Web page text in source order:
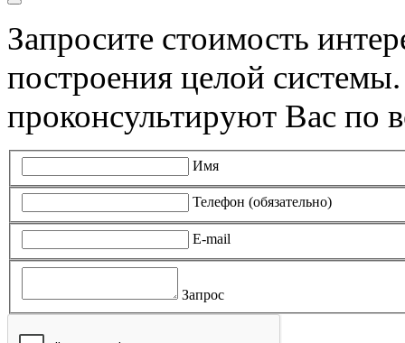
Запросите стоимость
построения целой
проконсультируют Вас по
Имя
Телефон (обязательно)
E-mail
Запрос